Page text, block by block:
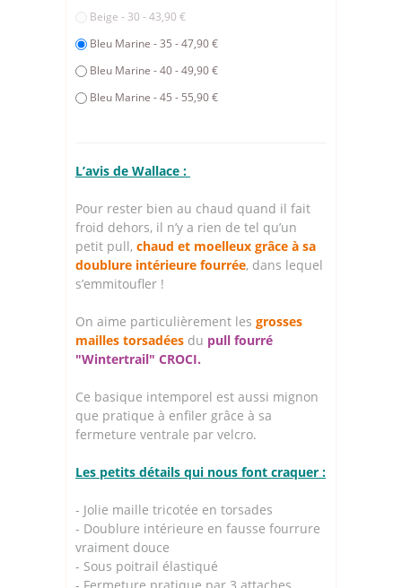
Beige - 30 - 43,90 €
Bleu Marine - 35 - 47,90 €
Bleu Marine - 40 - 49,90 €
Bleu Marine - 45 - 55,90 €
L’avis de Wallace :
Pour rester bien au chaud quand il fait
froid dehors, il n’y a rien de tel qu’un
petit pull, chaud et moelleux grâce à sa
doublure intérieure fourrée, dans lequel
s’emmitoufler !
On aime particulièrement les grosses
mailles torsadées du pull fourré
"Wintertrail" CROCI.
Ce basique intemporel est aussi mignon
que pratique à enfiler grâce à sa
fermeture ventrale par velcro.
Les petits détails qui nous font craquer :
- Jolie maille tricotée en torsades
- Doublure intérieure en fausse fourrure
vraiment douce
- Sous poitrail élastiqué
- Fermeture pratique par 3 attaches